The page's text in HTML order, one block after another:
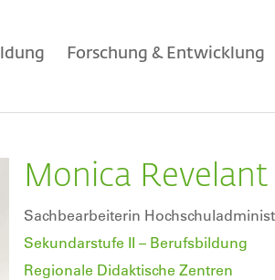
Forschung & Entwicklung
Monica Revelant
Sachbearbeiterin
Sekundarstufe II – Berufsbildung
Regionale Didaktische Zentren